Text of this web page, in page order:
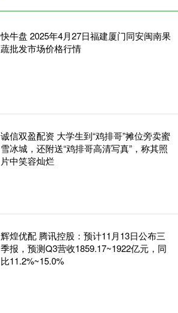
快牛盘 2025年4月27日福建厦门同安闽南果
蔬批发市场价格行情
诚信双盈配资 大学生到“鸡排哥”摊位旁卖蜜
雪冰城，还附送“鸡排哥高清写真”，称其照
片中笑容灿烂
辉煌优配 腾讯控股：预计11月13日公布三
季报，预测Q3营收1859.17~1922亿元，同
比11.2%~15.0%